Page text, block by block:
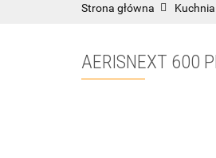
RATY/LEASING
Strona główna Kuchnia
AERISNEXT 600